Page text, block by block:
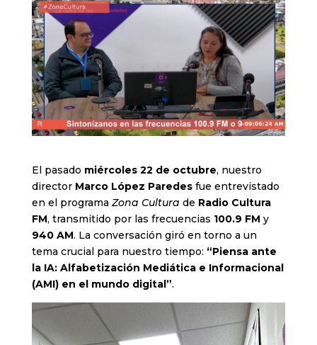
El pasado miércoles 22 de octubre, nuestro
director Marco López Paredesfue entrevistado
en el programa Zona Cultura de Radio Cultura
FM, transmitido por las frecuencias 100.9 FM y
940 AM. La conversación giró en torno a un
tema crucial para nuestro tiempo: “Piensa ante
la IA: Alfabetización Mediática e Informacional
(AMI) en el mundo digital”.